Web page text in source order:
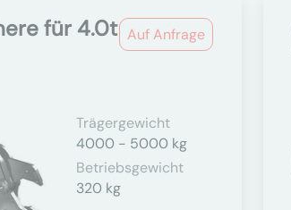
Auf Anfrage
für 4.0t
Trägergewicht
4000 - 5000 kg
Betriebsgewicht
320 kg